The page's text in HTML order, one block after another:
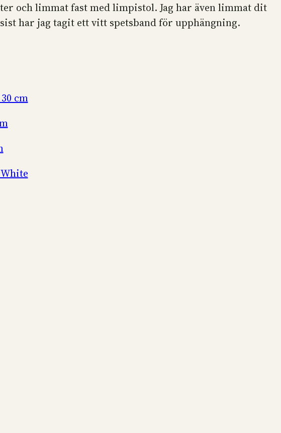
och limmat fast med limpistol. Jag har även limmat dit
har jag tagit ett vitt spetsband för upphängning.
cm